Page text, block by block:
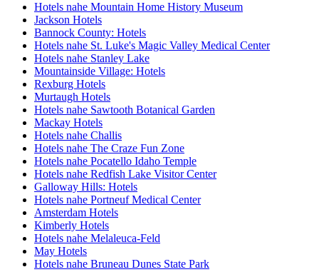
Hotels nahe Mountain Home History Museum
Jackson Hotels
Bannock County: Hotels
Hotels nahe St. Luke's Magic Valley Medical Center
Hotels nahe Stanley Lake
Mountainside Village: Hotels
Rexburg Hotels
Murtaugh Hotels
Hotels nahe Sawtooth Botanical Garden
Mackay Hotels
Hotels nahe Challis
Hotels nahe The Craze Fun Zone
Hotels nahe Pocatello Idaho Temple
Hotels nahe Redfish Lake Visitor Center
Galloway Hills: Hotels
Hotels nahe Portneuf Medical Center
Amsterdam Hotels
Kimberly Hotels
Hotels nahe Melaleuca-Feld
May Hotels
Hotels nahe Bruneau Dunes State Park